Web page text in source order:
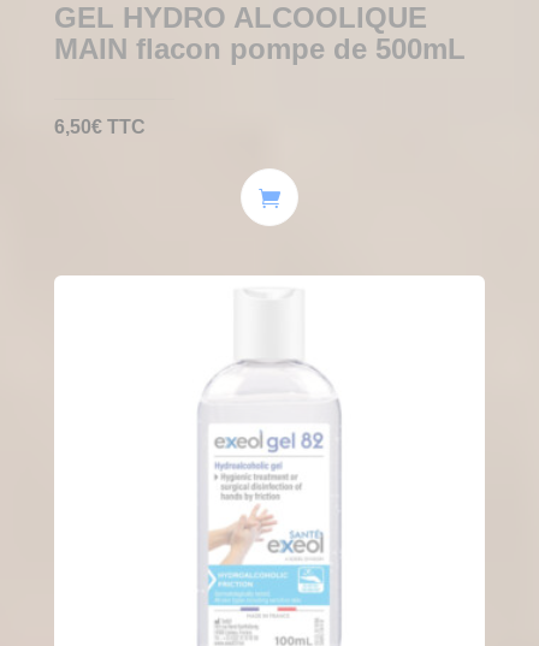
GEL HYDRO ALCOOLIQUE
MAIN flacon pompe de 500mL
6,50€ TTC